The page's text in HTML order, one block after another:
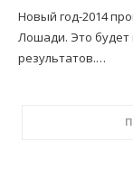
Новый год-2014
Лошади. Это будет
результатов.…